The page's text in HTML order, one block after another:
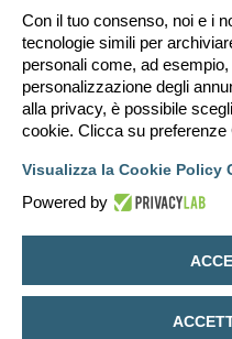
Con il tuo consenso, noi e i
tecnologie simili per
personali come, ad
personalizzazione degli
alla privacy, è possibile
cookie. Clicca su
Visualizza la Cookie Policy
Powered by